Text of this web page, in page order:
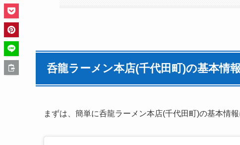
呑龍ラーメン本店(千代田町)の基本情
まずは、簡単に呑龍ラーメン本店(千代田町)の基本情